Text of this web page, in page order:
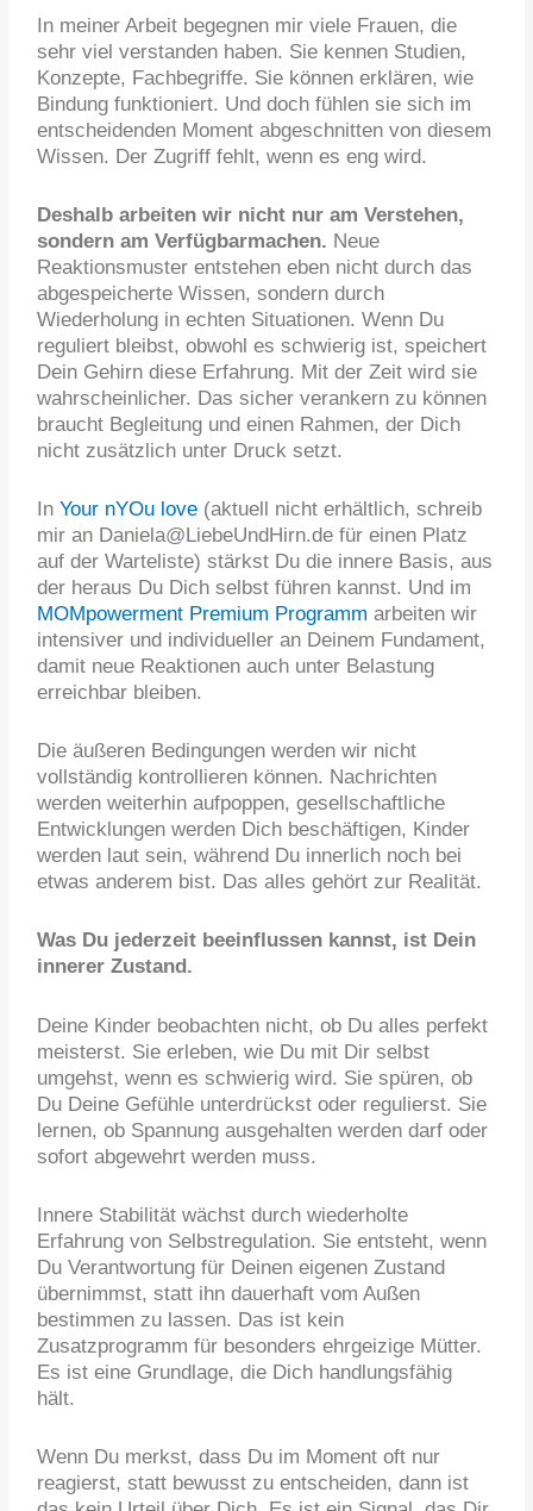
In meiner Arbeit begegnen mir viele Frauen, die
sehr viel verstanden haben. Sie kennen Studien,
Konzepte, Fachbegriffe. Sie können erklären, wie
Bindung funktioniert. Und doch fühlen sie sich im
entscheidenden Moment abgeschnitten von diesem
Wissen. Der Zugriff fehlt, wenn es eng wird.
Deshalb arbeiten wir nicht nur am Verstehen,
sondern am Verfügbarmachen. Neue
Reaktionsmuster entstehen eben nicht durch das
abgespeicherte Wissen, sondern durch
Wiederholung in echten Situationen. Wenn Du
reguliert bleibst, obwohl es schwierig ist, speichert
Dein Gehirn diese Erfahrung. Mit der Zeit wird sie
wahrscheinlicher. Das sicher verankern zu können
braucht Begleitung und einen Rahmen, der Dich
nicht zusätzlich unter Druck setzt.
InYour nYOu love (aktuell nicht erhältlich, schreib
mir an Daniela@LiebeUndHirn.de für einen Platz
auf der Warteliste) stärkst Du die innere Basis, aus
der heraus Du Dich selbst führen kannst. Und im
MOMpowerment Premium Programm arbeiten wir
intensiver und individueller an Deinem Fundament,
damit neue Reaktionen auch unter Belastung
erreichbar bleiben.
Die äußeren Bedingungen werden wir nicht
vollständig kontrollieren können. Nachrichten
werden weiterhin aufpoppen, gesellschaftliche
Entwicklungen werden Dich beschäftigen, Kinder
werden laut sein, während Du innerlich noch bei
etwas anderem bist. Das alles gehört zur Realität.
Was Du jederzeit beeinflussen kannst, ist Dein
innerer Zustand.
Deine Kinder beobachten nicht, ob Du alles perfekt
meisterst. Sie erleben, wie Du mit Dir selbst
umgehst, wenn es schwierig wird. Sie spüren, ob
Du Deine Gefühle unterdrückst oder regulierst. Sie
lernen, ob Spannung ausgehalten werden darf oder
sofort abgewehrt werden muss.
Innere Stabilität wächst durch wiederholte
Erfahrung von Selbstregulation. Sie entsteht, wenn
Du Verantwortung für Deinen eigenen Zustand
übernimmst, statt ihn dauerhaft vom Außen
bestimmen zu lassen. Das ist kein
Zusatzprogramm für besonders ehrgeizige Mütter.
Es ist eine Grundlage, die Dich handlungsfähig
hält.
Wenn Du merkst, dass Du im Moment oft nur
reagierst, statt bewusst zu entscheiden, dann ist